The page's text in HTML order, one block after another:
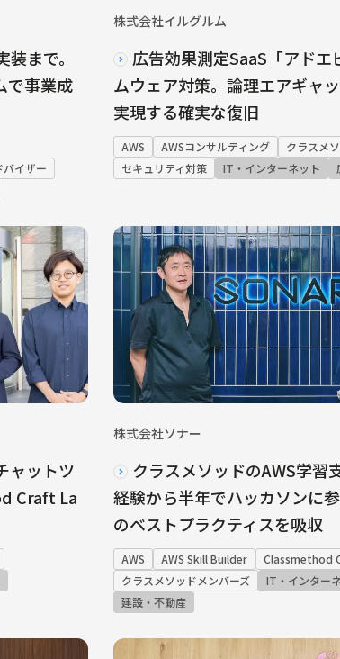
まで。
で事業成
バイザー
株式会社イルグルム
広告効果測定SaaS「アドエ
ムウェア対策。論理エアギャ
実現する確実な復旧
AWS AWSコンサルティング
クラスメ
セキュリティ対策
IT・インターネット
ャットツ
Craft La
株式会社ソナー
クラスメソッドのAWS学習
経験から半年でハッカソンに
のベストプラクティスを吸収
AWS AWS Skill Builder
Classmethod
クラスメソッドメンバーズ
IT・インター
建設・不動産